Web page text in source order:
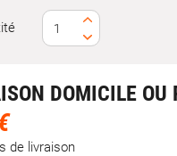
DOMICILE OU
de livraison